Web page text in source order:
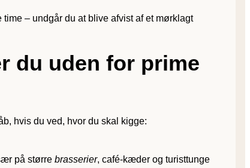
– undgår du at blive afvist af et mørklagt
du uden for prime
hvis du ved, hvor du skal kigge:
på større brasserier, café-kæder og turisttunge